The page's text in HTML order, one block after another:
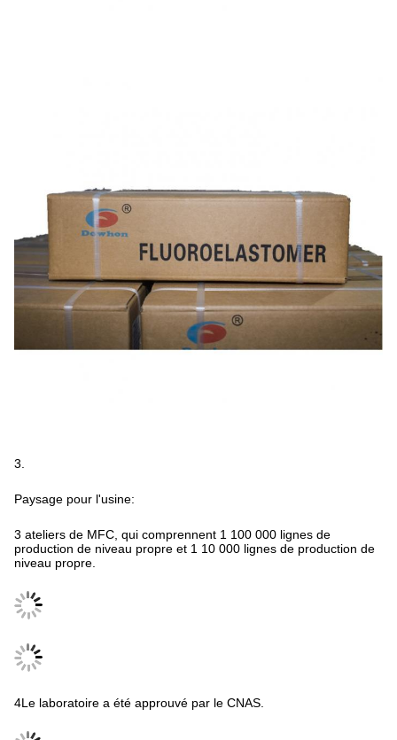
3.
Paysage pour l'usine:
3 ateliers de MFC, qui comprennent 1 100 000 lignes de
production de niveau propre et 1 10 000 lignes de production de
niveau propre.